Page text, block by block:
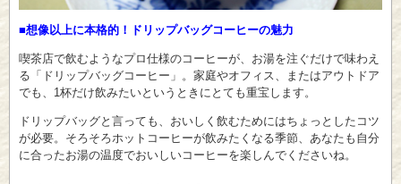
■想像以上に本格的！ドリップバッグコーヒーの魅力
喫茶店で飲むようなプロ仕様のコーヒーが、お湯を注ぐだけで味わえ
る「ドリップバッグコーヒー」。家庭やオフィス、またはアウトドア
でも、1杯だけ飲みたいというときにとても重宝します。
ドリップバッグと言っても、おいしく飲むためにはちょっとしたコツ
が必要。そろそろホットコーヒーが飲みたくなる季節、あなたも自分
に合ったお湯の温度でおいしいコーヒーを楽しんでくださいね。